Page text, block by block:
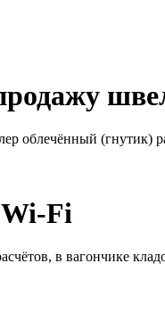
облечённый (гнутик)
Fi
в вагончике